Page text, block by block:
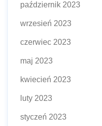
październik 2023
wrzesień 2023
czerwiec 2023
maj 2023
kwiecień 2023
luty 2023
styczeń 2023